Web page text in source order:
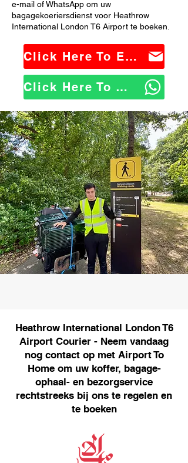
e-mail of WhatsApp om uw
bagagekoeriersdienst voor Heathrow
International London T6 Airport te boeken.
Click Here To Email Us
Click Here To WhatsApp Us
Heathrow International London T6
Airport Courier - Neem vandaag
nog contact op met Airport To
Home om uw koffer, bagage-
ophaal- en bezorgservice
rechtstreeks bij ons te regelen en
te boeken